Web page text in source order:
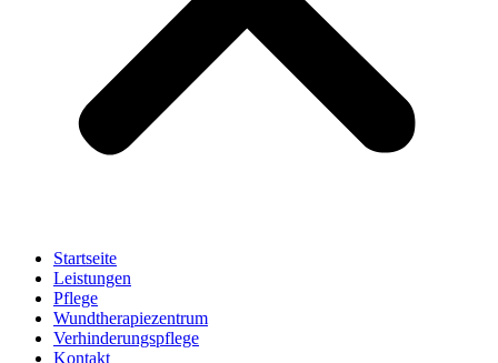
Startseite
Leistungen
Pflege
Wundtherapiezentrum
Verhinderungspflege
Kontakt